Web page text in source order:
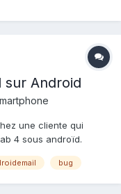
sur Android
une cliente qui
4 sous androïd.
mails. Hors depuis
bug